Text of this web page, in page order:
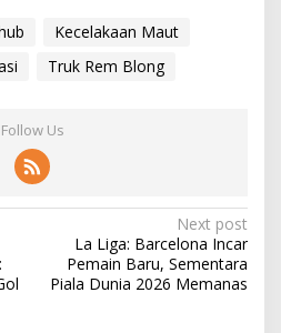
Kecelakaan Maut
Truk Rem Blong
Follow Us
Next post
La Liga: Barcelona Incar
Pemain Baru, Sementara
Piala Dunia 2026 Memanas